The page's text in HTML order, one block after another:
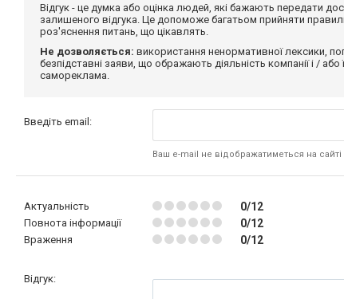
Відгук - це думка або оцінка людей, які бажають передати
залишеного відгука. Це допоможе багатьом прийняти
роз'яснення питань, що цікавлять.
Не дозволяється: використання ненормативної лексики,
безпідставні заяви, що ображають діяльність компанії і /
самореклама.
Введіть email:
Ваш e-mail не відображатиметься на сайті
Актуальність 0/12
Повнота інформації 0/12
Враження 0/12
Відгук: